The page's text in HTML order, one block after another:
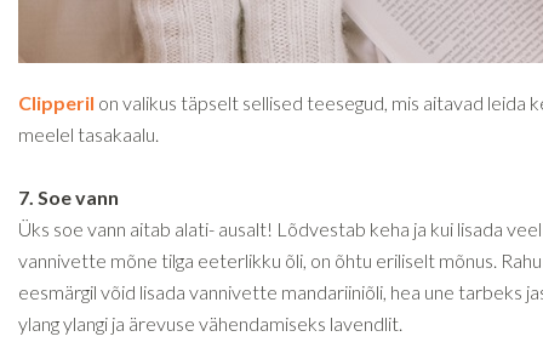
Clipperil on valikus täpselt sellised teesegud, mis aitavad leida
meelel tasakaalu.
7. Soe vann
Üks soe vann aitab alati- ausalt! Lõdvestab keha ja kui lisada veel
vannivette mõne tilga eeterlikku õli, on õhtu eriliselt mõnus.
eesmärgil võid lisada vannivette mandariiniõli, hea une tarbeks
ylang ylangi ja ärevuse vähendamiseks lavendlit.